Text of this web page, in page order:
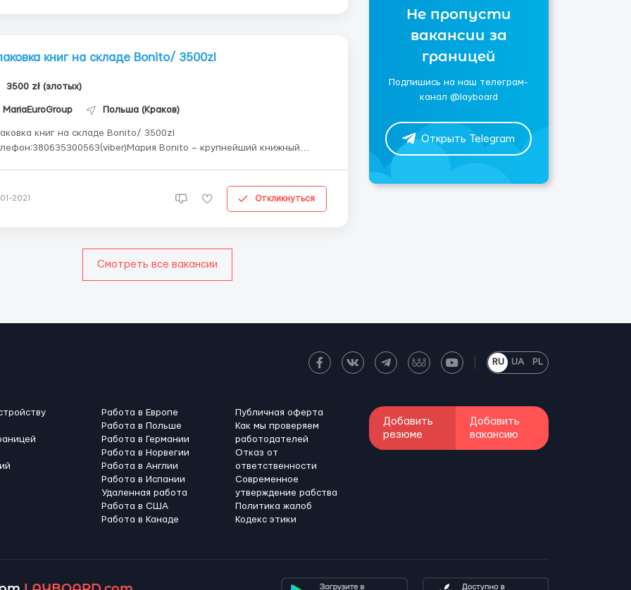
книг на складе Bonito/ 3500zl
3500 zł (злотых)
MariaEuroGroup Польша (Краков)
книг на складе Bonito/ 3500zl
Bonito – крупнейший книжный
01-2021 Откликнуться
Смотреть все вакансии
Не пропусти
вакансии за
границей
Подпишись на наш телеграм-
канал @layboard
Открыть Telegram
RU UA PL
Работа в Европе
Работа в Польше
Работа в Германии
Работа в Норвегии
Работа в Англии
Работа в Испании
Удаленная работа
Работа в США
Работа в Канадe
Публичная оферта
Как мы проверяем
работодателей
Отказ от
ответственности
Современное
утверждение рабства
Политика жалоб
Кодекс этики
Добавить
резюме
Добавить
вакансию